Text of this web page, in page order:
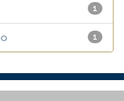
1
1